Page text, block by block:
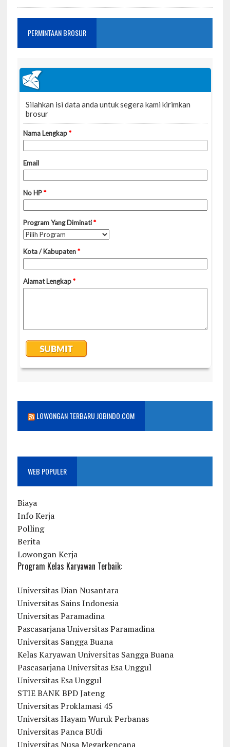
PERMINTAAN BROSUR
LOWONGAN TERBARU JOBINDO.COM
WEB POPULER
Biaya
Info Kerja
Polling
Berita
Lowongan Kerja
Program Kelas Karyawan Terbaik:
Universitas Dian Nusantara
Universitas Sains Indonesia
Universitas Paramadina
Pascasarjana Universitas Paramadina
Universitas Sangga Buana
Kelas Karyawan Universitas Sangga Buana
Pascasarjana Universitas Esa Unggul
Universitas Esa Unggul
STIE BANK BPD Jateng
Universitas Proklamasi 45
Universitas Hayam Wuruk Perbanas
Universitas Panca BUdi
Universitas Nusa Megarkencana